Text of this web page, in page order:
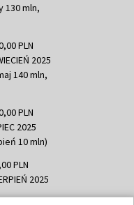
130 mln,
PLN
2025
140 mln,
PLN
2025
10 mln)
PLN
2025